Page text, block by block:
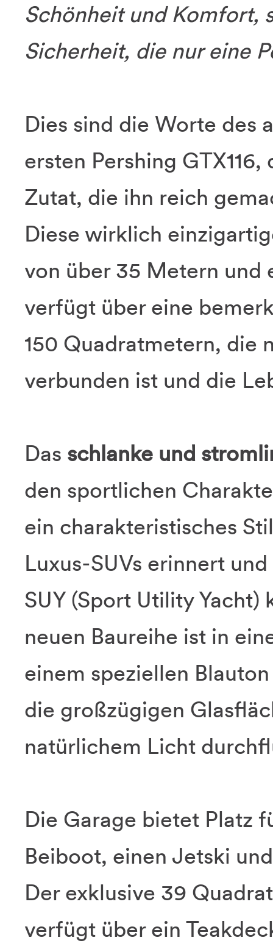
Schönheit und Komfort,
Sicherheit, die nur eine
Dies sind die Worte des
ersten Pershing
Zutat, die ihn reich
Diese wirklich
von über 35 Metern und
verfügt über eine
150 Quadratmetern, die
verbunden ist und die
Das schlanke und
den sportlichen
ein charakteristisches
Luxus-SUVs erinnert
SUY (Sport Utility Yacht)
neuen Baureihe ist in
einem speziellen
die großzügigen
natürlichem Licht
Die Garage bietet Platz
Beiboot, einen Jetski
Der exklusive 39
verfügt über ein